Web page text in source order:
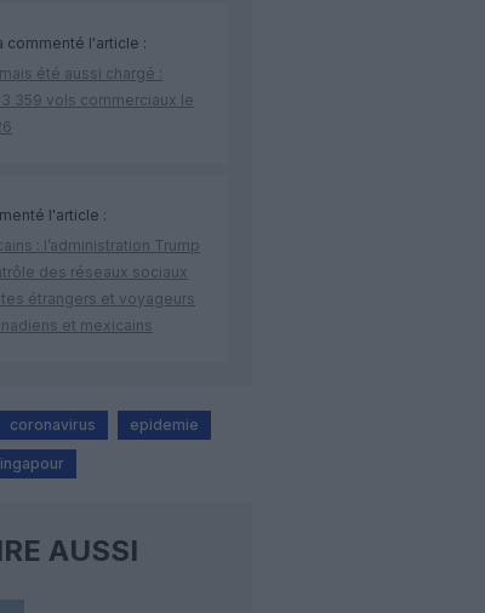
commenté l'article :
été aussi chargé :
359 vols commerciaux le
l'article :
: l’administration Trump
des réseaux sociaux
étrangers et voyageurs
et mexicains
coronavirus epidemie
AUSSI